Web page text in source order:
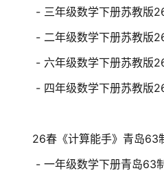
- 三年级数学下册苏教版
- 二年级数学下册苏教版
- 六年级数学下册苏教版
- 四年级数学下册苏教版
26春《计算能手》青岛63
- 一年级数学下册青岛63